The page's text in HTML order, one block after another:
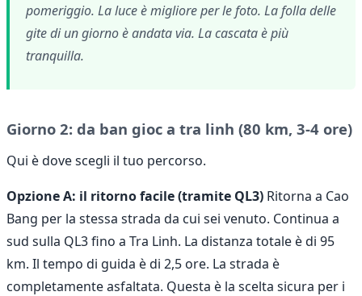
pomeriggio. La luce è migliore per le foto. La folla delle
gite di un giorno è andata via. La cascata è più
tranquilla.
Giorno 2: da ban gioc a tra linh (80 km, 3-4 ore)
Qui è dove scegli il tuo percorso.
Opzione A: il ritorno facile (tramite QL3) Ritorna a Cao
Bang per la stessa strada da cui sei venuto. Continua a
sud sulla QL3 fino a Tra Linh. La distanza totale è di 95
km. Il tempo di guida è di 2,5 ore. La strada è
completamente asfaltata. Questa è la scelta sicura per i